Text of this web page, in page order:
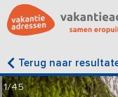
Terug naar
1/45